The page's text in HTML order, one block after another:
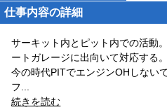
仕事内容の詳細
サーキット内とピット内での活動
ートガレージに出向いて対応する。
今の時代PITでエンジンOHしない
フ
続きを読む